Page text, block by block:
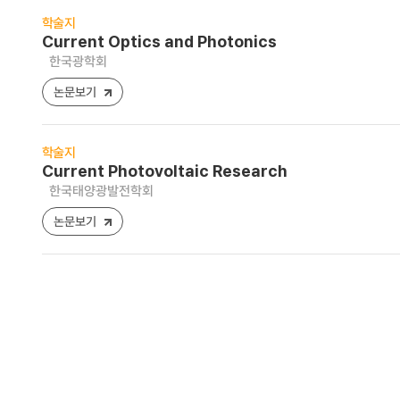
학술지
Current Optics and Photonics
한국광학회
논문보기
학술지
Current Photovoltaic Research
한국태양광발전학회
논문보기